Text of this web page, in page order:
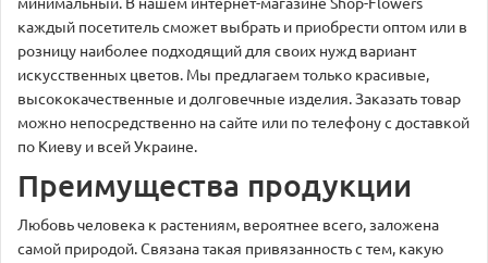
каждый посетитель сможет выбрать и приобрести оптом или в
розницу наиболее подходящий для своих нужд вариант
искусственных цветов. Мы предлагаем только красивые,
высококачественные и долговечные изделия. Заказать товар
можно непосредственно на сайте или по телефону с доставкой
по Киеву и всей Украине.
Преимущества продукции
Любовь человека к растениям, вероятнее всего, заложена
самой природой. Связана такая привязанность с тем, какую